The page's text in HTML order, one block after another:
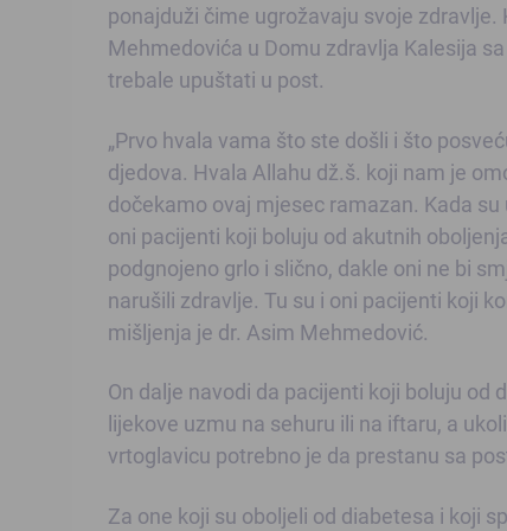
ponajduži čime ugrožavaju svoje
Mehmedovića u Domu zdravlja Kalesija
trebale upuštati u post.
„Prvo hvala vama što ste došli i što
djedova. Hvala Allahu dž.š. koji nam je
dočekamo ovaj mjesec ramazan. Kada
oni pacijenti koji boluju od akutnih
podgnojeno grlo i slično, dakle oni ne bi
narušili zdravlje. Tu su i oni pacijenti koji
mišljenja je dr. Asim Mehmedović.
On dalje navodi da pacijenti koji boluju
lijekove uzmu na sehuru ili na iftaru, a
vrtoglavicu potrebno je da prestanu sa
Za one koji su oboljeli od diabetesa i koji